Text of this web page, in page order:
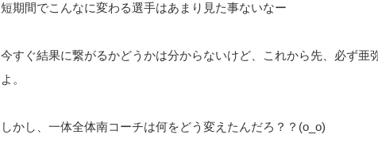
短期間でこんなに変わる選手はあまり見た事ないなー
今すぐ結果に繋がるかどうかは分からないけど、これから先、必ず亜
よ。
しかし、一体全体南コーチは何をどう変えたんだろ？？(o_o)